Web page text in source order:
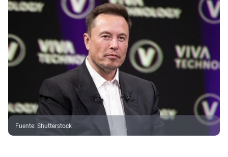
Fuente: Shutterstock